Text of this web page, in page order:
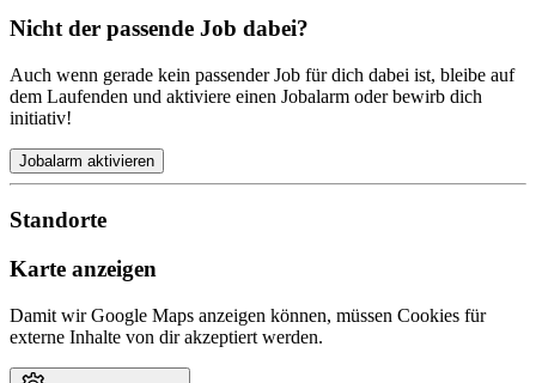
Nicht der passende Job dabei?
Auch wenn gerade kein passender Job für dich dabei ist, bleibe auf
dem Laufenden und aktiviere einen Jobalarm oder bewirb dich
initiativ!
Jobalarm aktivieren
Standorte
Karte anzeigen
Damit wir Google Maps anzeigen können, müssen Cookies für
externe Inhalte von dir akzeptiert werden.